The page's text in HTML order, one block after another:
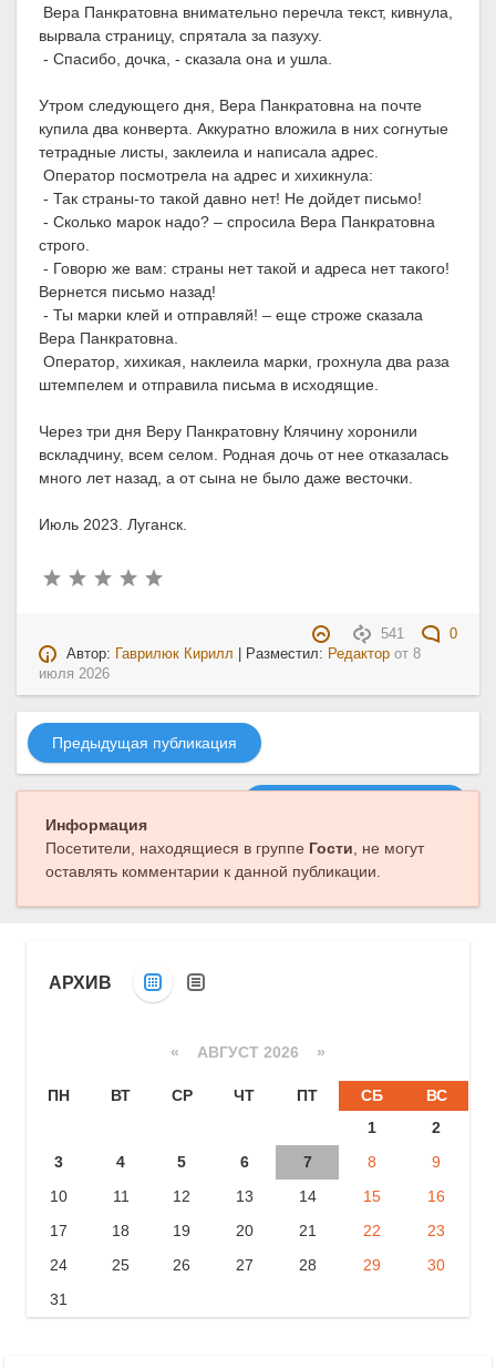
Вера Панкратовна внимательно перечла текст, кивнула,
вырвала страницу, спрятала за пазуху.
- Спасибо, дочка, - сказала она и ушла.
Утром следующего дня, Вера Панкратовна на почте
купила два конверта. Аккуратно вложила в них согнутые
тетрадные листы, заклеила и написала адрес.
Оператор посмотрела на адрес и хихикнула:
- Так страны-то такой давно нет! Не дойдет письмо!
- Сколько марок надо? – спросила Вера Панкратовна
строго.
- Говорю же вам: страны нет такой и адреса нет такого!
Вернется письмо назад!
- Ты марки клей и отправляй! – еще строже сказала
Вера Панкратовна.
Оператор, хихикая, наклеила марки, грохнула два раза
штемпелем и отправила письма в исходящие.
Через три дня Веру Панкратовну Клячину хоронили
вскладчину, всем селом. Родная дочь от нее отказалась
много лет назад, а от сына не было даже весточки.
Июль 2023. Луганск.
541
0
Автор:
Гаврилюк Кирилл | Разместил: Редактор от8
июля 2026
Предыдущая публикация
Информация
Посетители, находящиеся в группе Гости, не могут
оставлять комментарии к данной публикации.
АРХИВ
« АВГУСТ 2026 »
ПН ВТ СР ЧТ ПТ СБ
ВС
1
2
3
4 5 6 7 8
9
10
11 12 13 14 15
16
17
18 19 20 21 22
23
24
25 26 27 28 29
30
31